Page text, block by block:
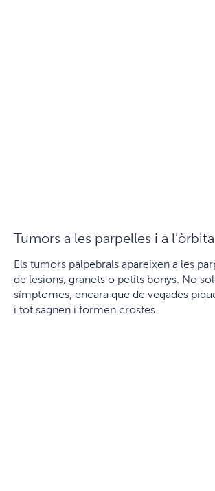
Tumors a les parpelles i a l’òrbita
Els tumors palpebrals apareixen a les
de lesions, granets o petits bonys. No
símptomes, encara que de vegades
i tot sagnen i formen crostes.